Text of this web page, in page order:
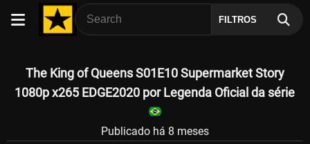
FILTROS
The King of Queens S01E10 Supermarket Story
1080p x265 EDGE2020 por Legenda Oficial da série
Publicado há 8 meses